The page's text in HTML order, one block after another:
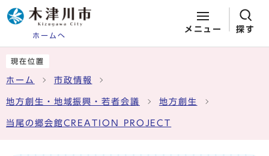
ホームへ
メニュー 探す
現在位置
ホーム 市政情報
地方創生・地域振興・若者会議 地方創生
当尾の郷会館CREATION PROJECT